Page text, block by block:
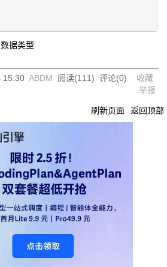
据类型
15:30 ABDM 阅读(111) 评论(0) 收藏
举报
刷新页面 返回顶部